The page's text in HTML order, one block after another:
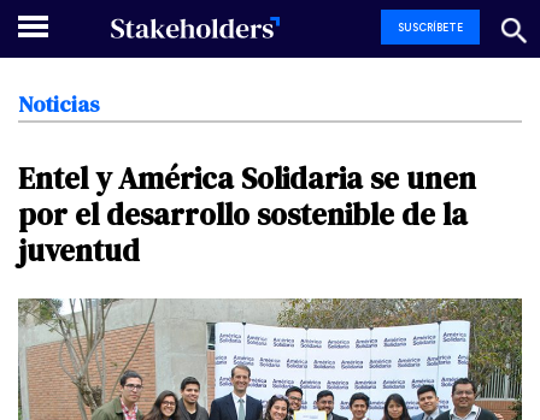
SUSCRÍBETE
Noticias
EntelyAmérica Solidaria se unen
por el desarrollo sostenible dela
juventud